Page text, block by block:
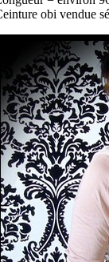
obi vendue